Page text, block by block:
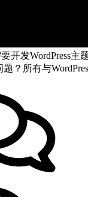
开发WordPress主
题？所有与